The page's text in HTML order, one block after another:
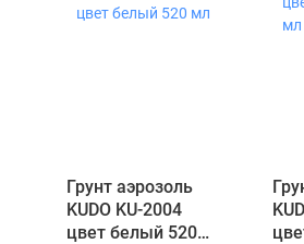
Грунт аэрозоль
KUDO KU-2004
цвет белый 520